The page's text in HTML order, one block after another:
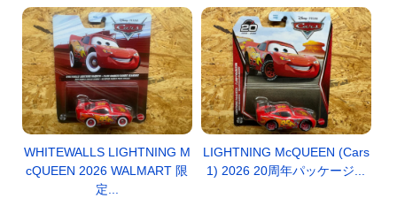
WHITEWALLS LIGHTNING M
cQUEEN 2026 WALMART 限
定...
LIGHTNING McQUEEN (Cars
1) 2026 20周年パッケージ...